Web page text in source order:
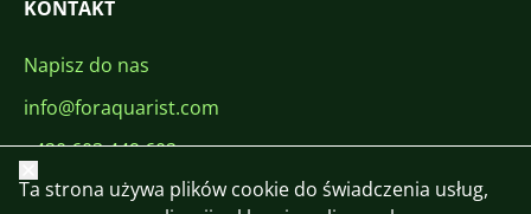
KONTAKT
Napisz do nas
info@foraquarist.com
+420 603 449 602
Zamknij
Ta strona używa plików cookie do świadczenia usług,